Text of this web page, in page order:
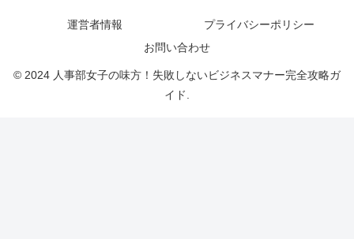
運営者情報
プライバシーポリシー
お問い合わせ
© 2024 人事部女子の味方！失敗しないビジネスマナー完全攻略ガ
イド.